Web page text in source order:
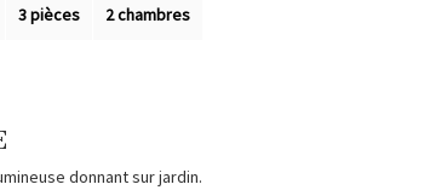
2 chambres
3 pièces
donnant sur jardin.